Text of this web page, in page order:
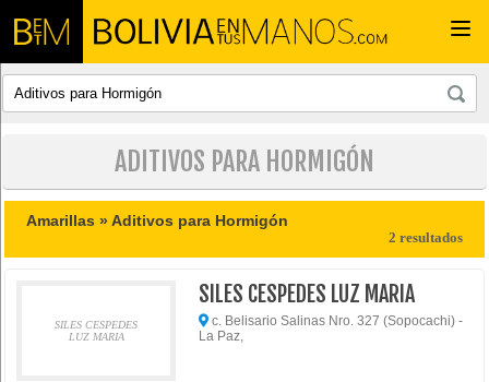
ADITIVOS PARA HORMIGÓN
Amarillas »Aditivos para Hormigón
2 resultados
SILES CESPEDES
LUZ MARIA
SILES CESPEDES LUZ MARIA
c. Belisario Salinas Nro. 327 (Sopocachi) -
La Paz,